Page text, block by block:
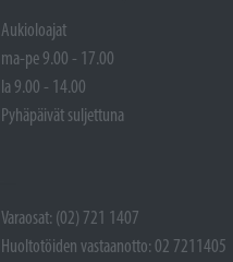
Aukioloajat
ma-pe 9.00 - 17.00
la 9.00 - 14.00
Pyhäpäivät suljettuna
Varaosat: (02) 721 1407
Huoltotöiden vastaanotto: 02 7211405